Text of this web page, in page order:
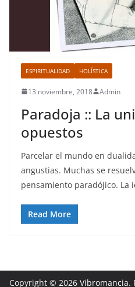
ESPIRITUALIDAD HOLÍSTICA
13 noviembre, 2018 Admin
Paradoja :: La
opuestos
Parcelar el mundo en
angustias. Muchas se
pensamiento paradójico. La
Read More
Copyright © 2026 Vibromancia.